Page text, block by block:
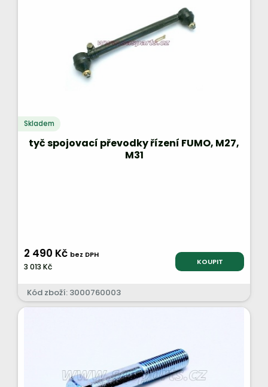
Skladem
tyč spojovací převodky řízení FUMO, M27,
M31
2 490 Kč bez DPH
3 013 Kč KOUPIT
Kód zboží: 3000760003